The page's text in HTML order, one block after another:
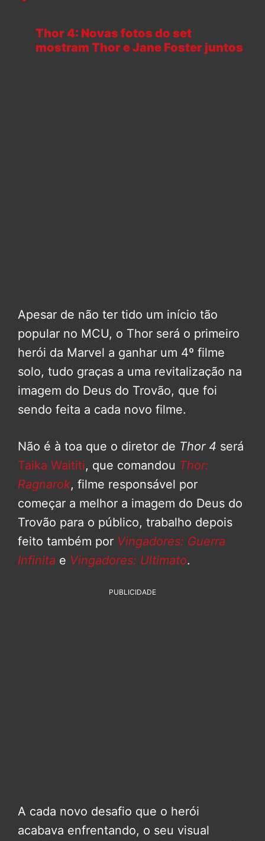
Thor 4: Novas fotos do set
mostram Thor e Jane Foster juntos
Apesar de não ter tido um início tão
popular no MCU, o Thor será o primeiro
herói da Marvel a ganhar um 4º filme
solo, tudo graças a uma revitalização na
imagem do Deus do Trovão, que foi
sendo feita a cada novo filme.
Não é à toa que o diretor de Thor 4 será
Taika Waititi, que comandou Thor:
Ragnarok, filme responsável por
começar a melhor a imagem do Deus do
Trovão para o público, trabalho depois
feito também por Vingadores: Guerra
Infinita e Vingadores: Ultimato.
PUBLICIDADE
A cada novo desafio que o herói
acabava enfrentando, o seu visual